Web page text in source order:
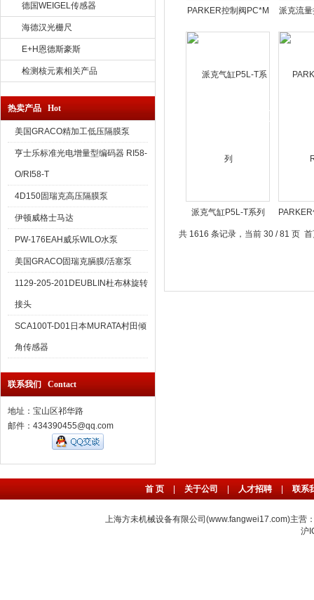
德国WEIGEL传感器
海德汉光栅尺
E+H恩德斯豪斯
检测核元素相关产品
热卖产品 Hot
美国GRACO精加工低压隔膜泵
亨士乐标准光电增量型编码器 RI58-
O/RI58-T
4D150固瑞克高压隔膜泵
伊顿威格士马达
PW-176EAH威乐WILO水泵
美国GRACO固瑞克膈膜/活塞泵
1129-205-201DEUBLIN杜布林旋转
接头
SCA100T-D01日本MURATA村田倾
角传感器
联系我们 Contact
地址：宝山区祁华路
邮件：434390455@qq.com
PARKER控制阀PC*M
派克流
派克气缸P5L-T系列
共 1616 条记录，当前 30 / 81 页
首 页 关于公司 人才招聘 联系
上海方未机械设备有限公司(www.fangwei17.com)主营
沪